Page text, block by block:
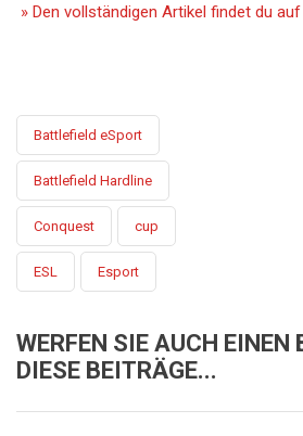
» Den vollständigen Artikel findet du
Battlefield eSport
Battlefield Hardline
Conquest cup
ESL Esport
WERFEN SIE AUCH EINEN
DIESE BEITRÄGE...